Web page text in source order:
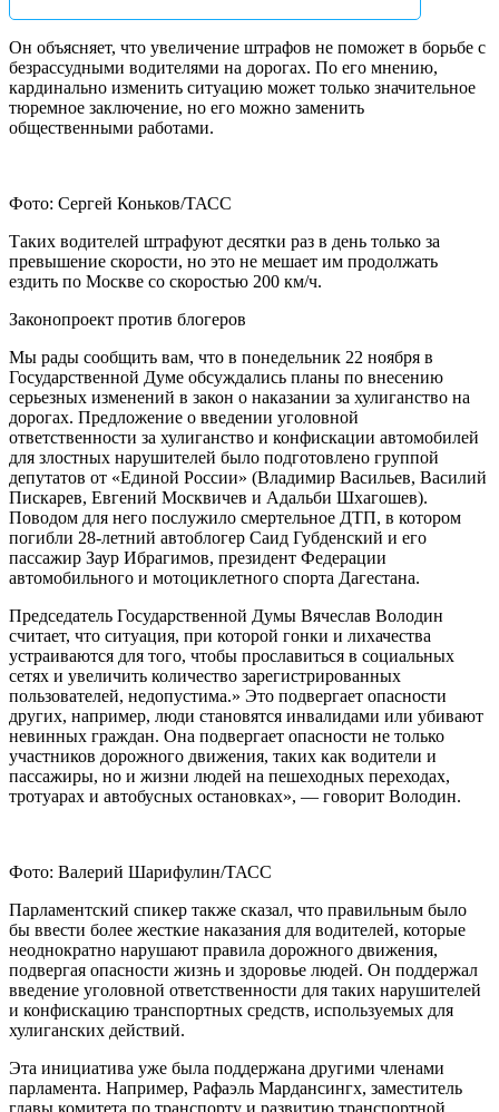
Он объясняет, что увеличение штрафов не поможет в борьбе с
безрассудными водителями на дорогах. По его мнению,
кардинально изменить ситуацию может только значительное
тюремное заключение, но его можно заменить
общественными работами.
Фото: Сергей Коньков/ТАСС
Таких водителей штрафуют десятки раз в день только за
превышение скорости, но это не мешает им продолжать
ездить по Москве со скоростью 200 км/ч.
Законопроект против блогеров
Мы рады сообщить вам, что в понедельник 22 ноября в
Государственной Думе обсуждались планы по внесению
серьезных изменений в закон о наказании за хулиганство на
дорогах. Предложение о введении уголовной
ответственности за хулиганство и конфискации автомобилей
для злостных нарушителей было подготовлено группой
депутатов от «Единой России» (Владимир Васильев, Василий
Пискарев, Евгений Москвичев и Адальби Шхагошев).
Поводом для него послужило смертельное ДТП, в котором
погибли 28-летний автоблогер Саид Губденский и его
пассажир Заур Ибрагимов, президент Федерации
автомобильного и мотоциклетного спорта Дагестана.
Председатель Государственной Думы Вячеслав Володин
считает, что ситуация, при которой гонки и лихачества
устраиваются для того, чтобы прославиться в социальных
сетях и увеличить количество зарегистрированных
пользователей, недопустима.» Это подвергает опасности
других, например, люди становятся инвалидами или убивают
невинных граждан. Она подвергает опасности не только
участников дорожного движения, таких как водители и
пассажиры, но и жизни людей на пешеходных переходах,
тротуарах и автобусных остановках», — говорит Володин.
Фото: Валерий Шарифулин/ТАСС
Парламентский спикер также сказал, что правильным было
бы ввести более жесткие наказания для водителей, которые
неоднократно нарушают правила дорожного движения,
подвергая опасности жизнь и здоровье людей. Он поддержал
введение уголовной ответственности для таких нарушителей
и конфискацию транспортных средств, используемых для
хулиганских действий.
Эта инициатива уже была поддержана другими членами
парламента. Например, Рафаэль Мардансингх, заместитель